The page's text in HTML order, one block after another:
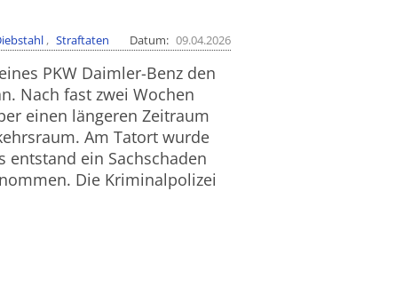
Straftaten Datum 09.04.2026
PKW Daimler-Benz den
Nach fast zwei Wochen
einen längeren Zeitraum
Am Tatort wurde
entstand ein Sachschaden
Die Kriminalpolizei